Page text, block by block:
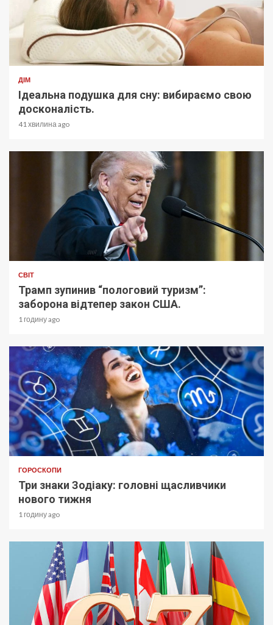
ДІМ
Ідеальна подушка для сну: вибираємо свою
досконалість.
41 хвилина ago
СВІТ
Трамп зупинив “пологовий туризм”:
заборона відтепер закон США.
1 годину ago
ГОРОСКОПИ
Три знаки Зодіаку: головні щасливчики
нового тижня
1 годину ago